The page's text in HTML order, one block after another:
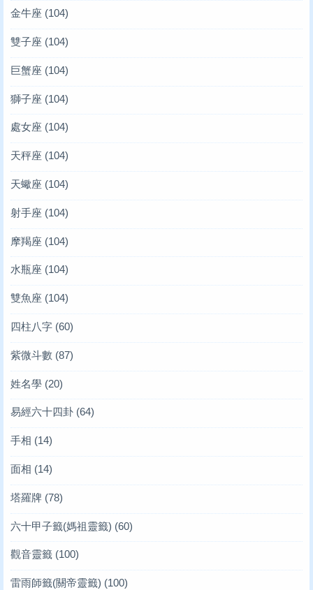
金牛座 (104)
雙子座 (104)
巨蟹座 (104)
獅子座 (104)
處女座 (104)
天秤座 (104)
天蠍座 (104)
射手座 (104)
摩羯座 (104)
水瓶座 (104)
雙魚座 (104)
四柱八字 (60)
紫微斗數 (87)
姓名學 (20)
易經六十四卦 (64)
手相 (14)
面相 (14)
塔羅牌 (78)
六十甲子籤(媽祖靈籤) (60)
觀音靈籤 (100)
雷雨師籤(關帝靈籤) (100)